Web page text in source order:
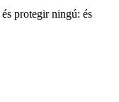
protegir ningú: és